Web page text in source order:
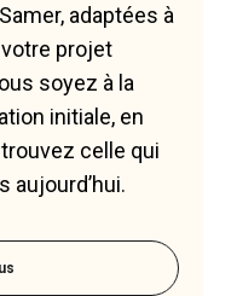
adaptées à
projet
soyez à la
initiale, en
celle qui
aujourd’hui.